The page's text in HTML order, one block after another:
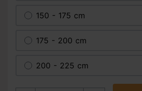
150 - 175 cm
175 - 200 cm
200 - 225 cm